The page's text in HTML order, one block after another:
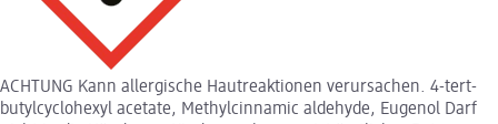
ACHTUNG Kann allergische Hautreaktionen verursachen. 4-tert-
butylcyclohexyl acetate, Methylcinnamic aldehyde, Eugenol Darf